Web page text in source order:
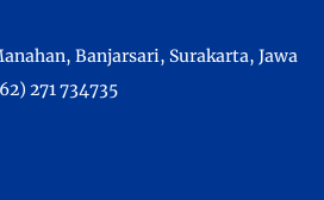
Banjarsari, Surakarta, Jawa
271 734735